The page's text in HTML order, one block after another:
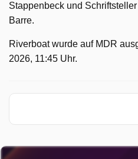
Stappenbeck und
Barre.
Riverboat wurde auf MDR
2026, 11:45 Uhr.